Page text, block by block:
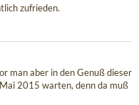
zufrieden.
man aber in den Genuß dieser
2015 warten, denn da muß